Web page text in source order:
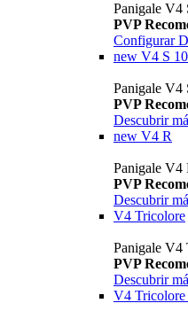
Panigale V4
PVP
Configurar
new V4 S
Panigale V4
PVP
Descubrir
new V4 R
Panigale V4
PVP
Descubrir
V4 Tricolore
Panigale V4
PVP
Descubrir
V4 Tricolore